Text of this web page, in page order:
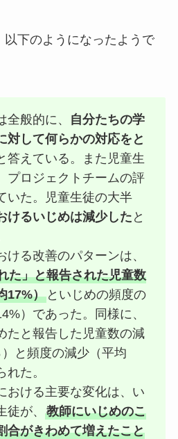
下のようになったようで
全般的に、 自分たちの学
対して何らかの対応をと
答えている。また児童生
プロジェクトチームの評
いた。児童生徒の大半
けるいじめは減少したと
ける改善のパターンは、
た」と報告された児童数
17%） といじめの頻度の
）であった。同様に、
たと報告した児童数の減
と頻度の減少（平均
れた。
おける主要な変化は、い
徒が、教師にいじめのこ
合がきわめて増えたこと